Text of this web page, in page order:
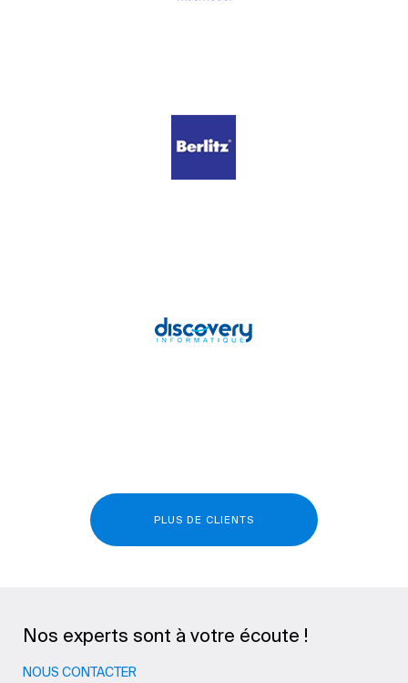
PLUS DE CLIENTS
Nos experts sont à votre écoute !
NOUS CONTACTER